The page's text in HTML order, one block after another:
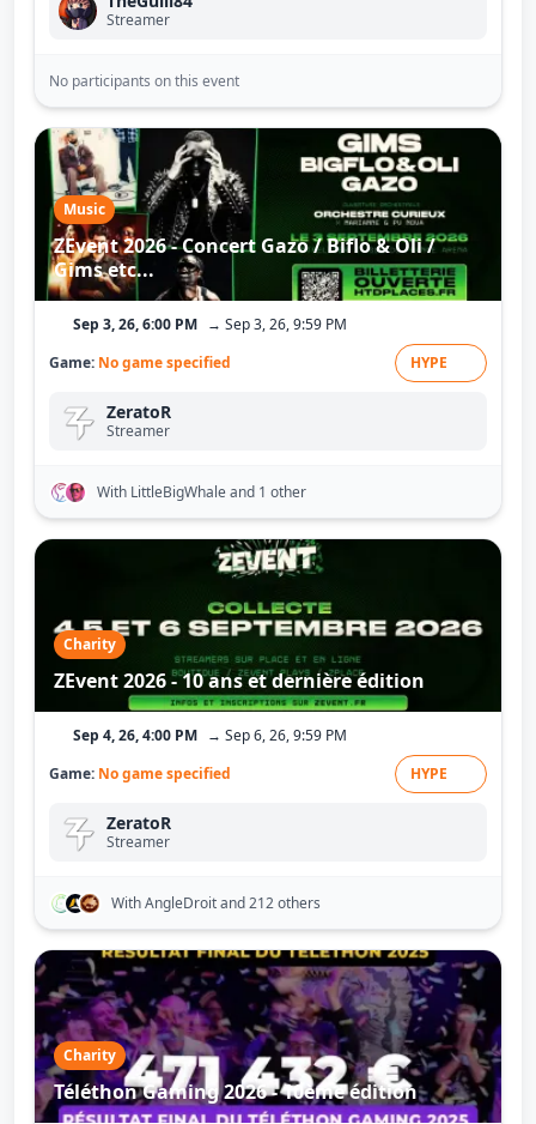
Streamer
No participants on this event
Music
ZEvent 2026 - Concert Gazo / Biflo & Oli /
Gims etc...
Sep 3, 26, 6:00 PM → Sep 3, 26, 9:59 PM
Game: No game specified HYPE
ZeratoR
Streamer
With LittleBigWhaleand 1 other
Charity
ZEvent 2026 - 10 ans et dernière édition
Sep 4, 26, 4:00 PM → Sep 6, 26, 9:59 PM
Game: No game specified HYPE
ZeratoR
Streamer
With AngleDroitand 212 others
Charity
Téléthon Gaming 2026 - 10ème édition